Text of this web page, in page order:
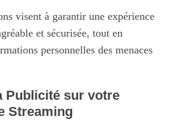
visent à garantir une expérience
et sécurisée, tout en
personnelles des menaces
Publicité sur votre
Streaming